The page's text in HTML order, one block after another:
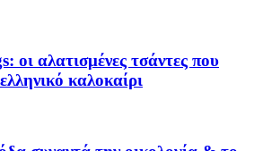
οι αλατισμένες τσάντες που
καλοκαίρι